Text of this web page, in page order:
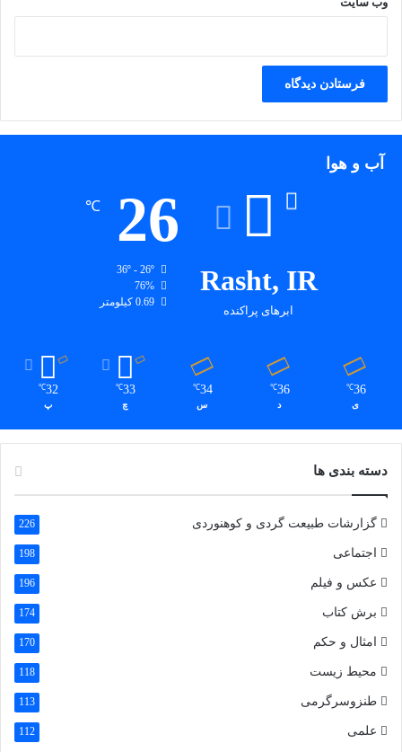
آب و هوا
Rasht, IR
ابرهای پراکنده
26
℃
36º - 26º
76%
0.69 کیلومتر
36
℃
ی
36
℃
د
34
℃
س
33
℃
چ
32
℃
پ
دسته بندی ها
گزارشات طبیعت گردی و کوهنوردی 226
اجتماعی 198
عکس و فیلم 196
برش کتاب 174
امثال و حکم 170
محیط زیست 118
طنزوسرگرمی 113
علمی 112